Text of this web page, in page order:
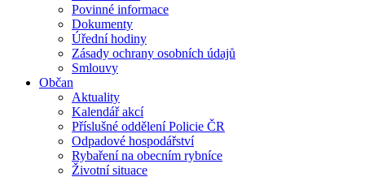
Povinné informace
Dokumenty
Úřední hodiny
Zásady ochrany osobních údajů
Smlouvy
Občan
Aktuality
Kalendář akcí
Příslušné oddělení Policie ČR
Odpadové hospodářství
Rybaření na obecním rybníce
Životní situace